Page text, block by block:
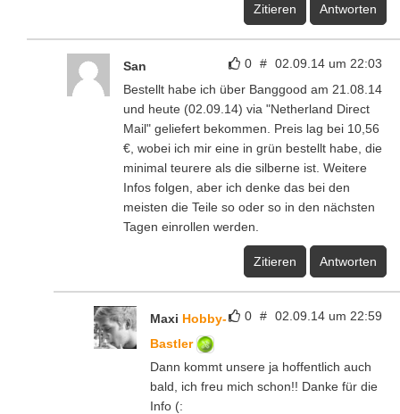
Zitieren Antworten
0 # 02.09.14 um 22:03
San
Bestellt habe ich über Banggood am 21.08.14
und heute (02.09.14) via "Netherland Direct
Mail" geliefert bekommen. Preis lag bei 10,56
€, wobei ich mir eine in grün bestellt habe, die
minimal teurere als die silberne ist. Weitere
Infos folgen, aber ich denke das bei den
meisten die Teile so oder so in den nächsten
Tagen einrollen werden.
Zitieren Antworten
0 # 02.09.14 um 22:59
Maxi Hobby-
Bastler
Dann kommt unsere ja hoffentlich auch
bald, ich freu mich schon!! Danke für die
Info (: